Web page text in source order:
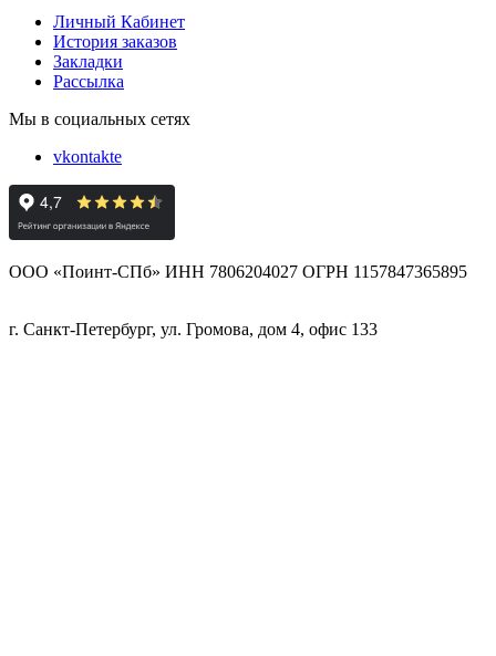
Личный Кабинет
История заказов
Закладки
Рассылка
Мы в социальных сетях
vkontakte
ООО «Поинт-СПб» ИНН 7806204027 ОГРН 1157847365895
г. Санкт-Петербург, ул. Громова, дом 4, офис 133